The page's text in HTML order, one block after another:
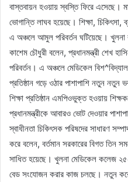
বাস্তবায়ন হওয়ায় স্বস্তি ফিরে এসেছে।
ভোগান্তি লাঘব হয়েছে। শিক্ষা,
এ অঞ্চলে আমুল পরিবর্তন ঘটিয়েছে।
কাশেম চৌধুরী বলেন, প্রধানমন্ত্রী শেখ
পরিবর্তন। এ অঞ্চলে মেডিকেল
প্রতিষ্ঠান গড়ে ওঠার পাশাপাশি নতুন
শিক্ষা প্রতিষ্ঠান এমপিওভুক্ত হওয়ায়
প্রধানমন্ত্রীকে আবারও ভোট দেওয়ার
স্বাধীনতা চিকিৎসক পরিষদের সাধারণ
করে বলেন, বর্তমান সরকারের বিগত তিন
সাধিত হয়েছে। খুলনা মেডিকেল কলেজ
বেড সংযোজন করার কাজ চলছে। নতুন